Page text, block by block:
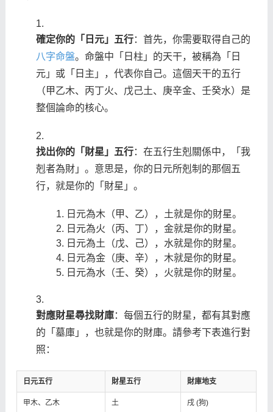
確定你的「日元」五行：首先，你需要取得自己的
八字命盤。命盤中「日柱」的天干，被稱為「日
元」或「日主」，代表你自己。這個天干的五行
（甲乙木、丙丁火、戊己土、庚辛金、壬癸水）是
整個論命的核心。
找出你的「財星」五行：在五行生剋關係中，「我
剋者為財」。意思是，你的日元所剋制的那個五
行，就是你的「財星」。
日元為木（甲、乙），土就是你的財星。
日元為火（丙、丁），金就是你的財星。
日元為土（戊、己），水就是你的財星。
日元為金（庚、辛），木就是你的財星。
日元為水（壬、癸），火就是你的財星。
對應財星尋找財庫：每個五行的財星，都有其對應
的「墓庫」，也就是你的財庫。請參考下表進行對
照：
日元五行 財星五行 財庫地支
甲木、乙木 土 戌 (狗)